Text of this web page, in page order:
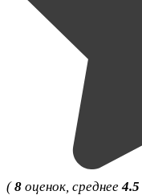
(8 оценок, среднее4.5